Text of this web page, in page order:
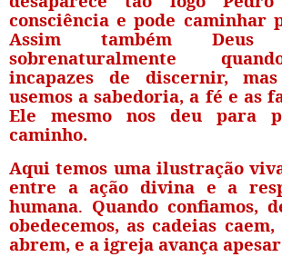
consciência e pode caminhar
Assim também
sobrenaturalmente
incapazes de discernir,
usemos a sabedoria, a fé e as
Ele mesmo nos deu para
caminho.
Aqui temos uma ilustração
entre a ação divina e a
humana. Quando confiamos,
obedecemos,as cadeias
abrem, e a igreja avança